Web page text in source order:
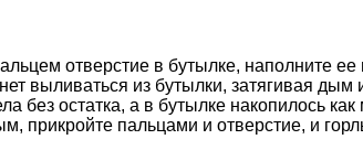
отверстие в бутылке, наполните
выливаться из бутылки, затягивая
без остатка, а в бутылке накопилось
прикройте пальцами и отверстие, и